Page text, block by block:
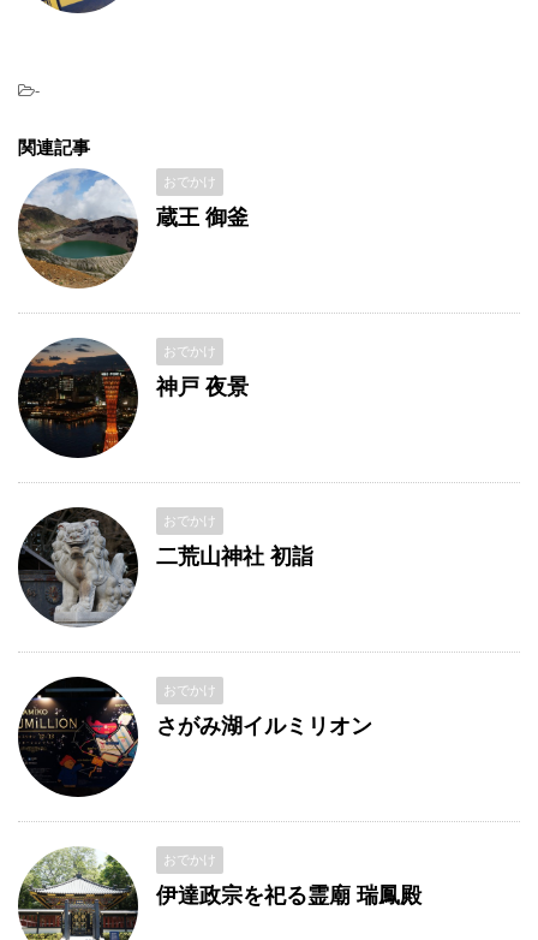
-
関連記事
おでかけ
蔵王 御釜
おでかけ
神戸 夜景
おでかけ
二荒山神社 初詣
おでかけ
さがみ湖イルミリオン
おでかけ
伊達政宗を祀る霊廟 瑞鳳殿